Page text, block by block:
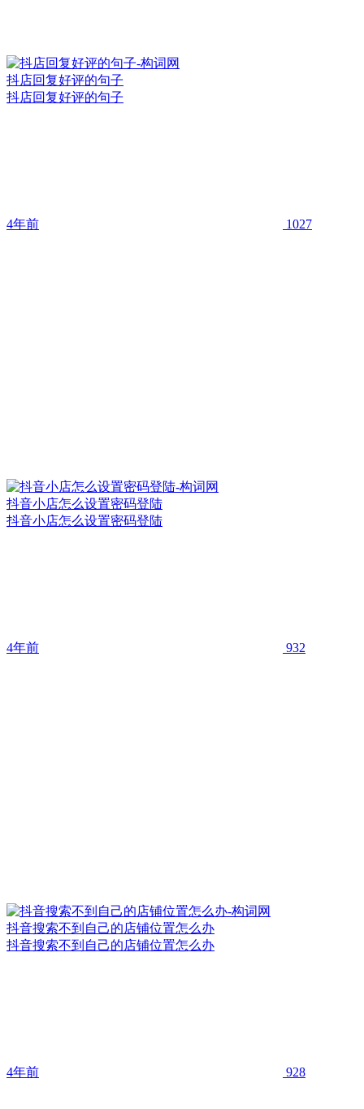
抖店回复好评的句子
抖店回复好评的句子
4年前 1027
抖音小店怎么设置密码登陆
抖音小店怎么设置密码登陆
4年前 932
抖音搜索不到自己的店铺位置怎么办
抖音搜索不到自己的店铺位置怎么办
4年前 928